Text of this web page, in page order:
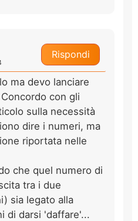
Rispondi
ma devo lanciare
con gli
sulla necessità
dire i numeri, ma
riportata nelle
che quel numero di
tra i due
sia legato alla
di darsi 'daffare'...